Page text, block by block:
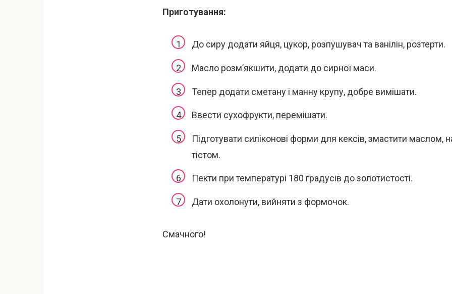
Приготування:
До сиру додати яйця, цукор, розпушувач та ванілін, розтерти.
Масло розм’якшити, додати до сирної маси.
Тепер додати сметану і манну крупу, добре вимішати.
Ввести сухофрукти, перемішати.
Підготувати силіконові форми для кексів, змастити маслом,
тістом.
Пекти при температурі 180 градусів до золотистості.
Дати охолонути, вийняти з формочок.
Смачного!